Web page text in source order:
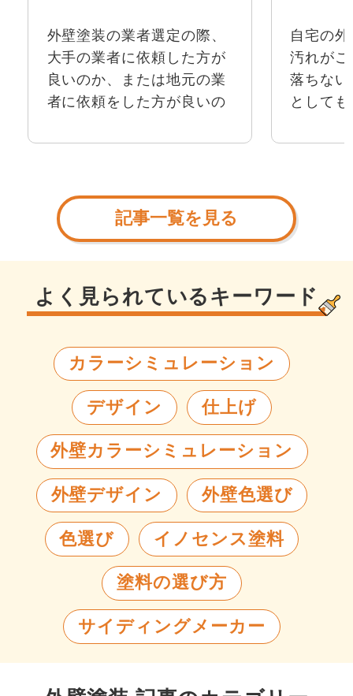
外壁塗装の業者選定の際、
大手の業者に依頼した方が
良いのか、または地元の業
者に依頼をした方が良いの
す。 外壁塗装工事は頻繁に
った業者に依頼をしたいと
い...
自宅の
汚れが
落ちな
として
は、そ
そのま
劣...
記事一覧を見る
よく見られているキーワード
カラーシミュレーション
デザイン 仕上げ
外壁カラーシミュレーション
外壁デザイン 外壁色選び
色選び イノセンス塗料
塗料の選び方
サイディングメーカー